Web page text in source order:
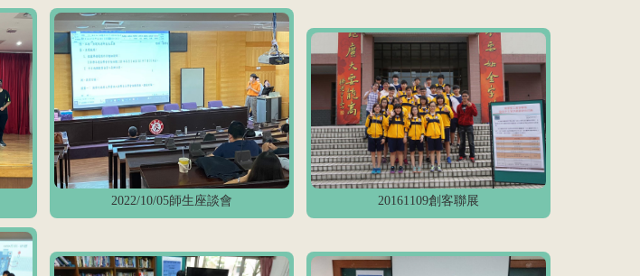
2022/10/05師生座談會 20161109創客聯展